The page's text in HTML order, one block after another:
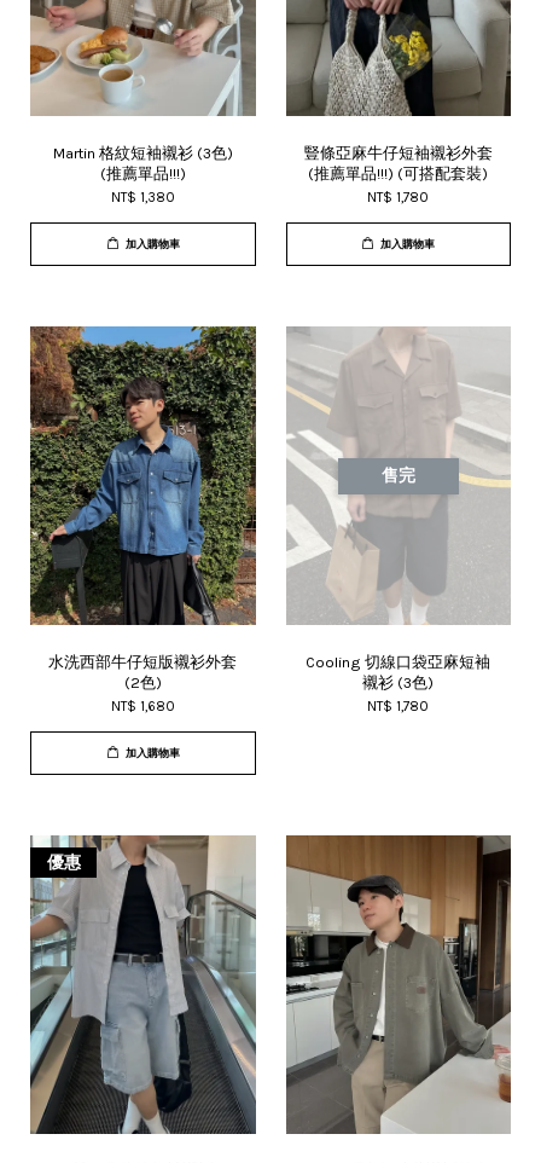
Martin 格紋短袖襯衫 (3色)
(推薦單品!!!)
NT$ 1,380
加入購物車
豎條亞麻牛仔短袖襯衫外套
(推薦單品!!!) (可搭配套裝)
NT$ 1,780
加入購物車
水洗西部牛仔短版襯衫外套
(2色)
NT$ 1,680
加入購物車
售完
Cooling 切線口袋亞麻短袖
襯衫 (3色)
NT$ 1,780
優惠